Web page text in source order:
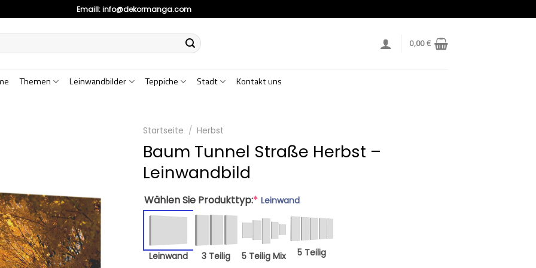
Emaill:info@dekormanga.com
0,00€
Themen Leinwandbilder Teppiche Stadt Kontakt uns
Startseite / Herbst
Baum Tunnel Straße Herbst –
Leinwandbild
Wählen Sie Produkttyp:* Leinwand
Leinwand 3 Teilig 5 Teilig Mix 5 Teilig